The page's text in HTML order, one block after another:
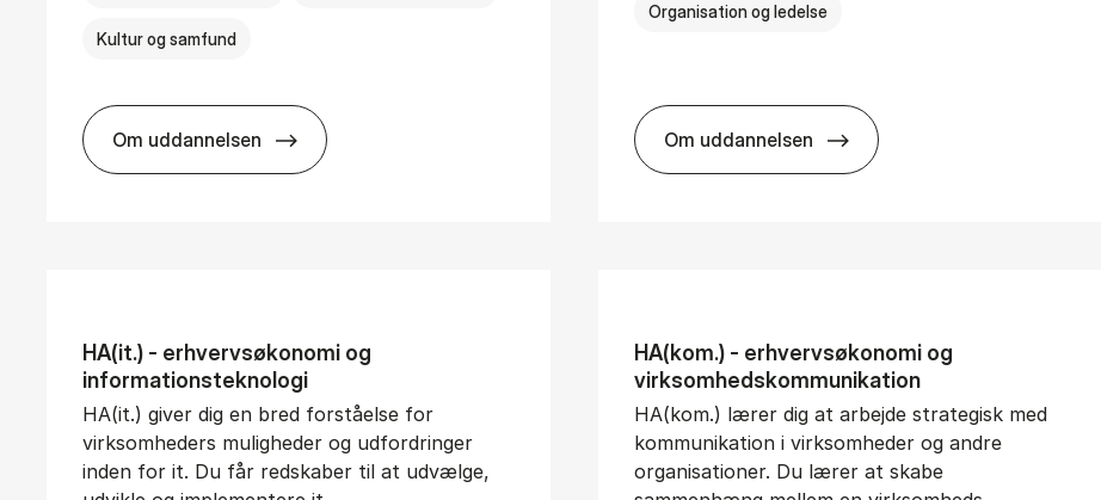
Man­age­ment
Kultur og samfund
Om uddannelsen
BSc in Busi­ness Ad­min­is­tra­tion and Ser­vice Man­age­ment
Organisation og ledelse
Om uddannelsen
BSc in In­ter­na­tion­al Busi­ness
HA(it.) - erhvervs­økonomi og
informations­teknologi
HA(it.) giver dig en bred forståelse for
virksomheders muligheder og udfordringer
inden for it. Du får redskaber til at udvælge,
HA(kom.) - erhvervs­økonomi og
virksomheds­kommunikation
HA(kom.) lærer dig at arbejde strategisk med
kommunikation i virksomheder og andre
organisationer. Du lærer at skabe